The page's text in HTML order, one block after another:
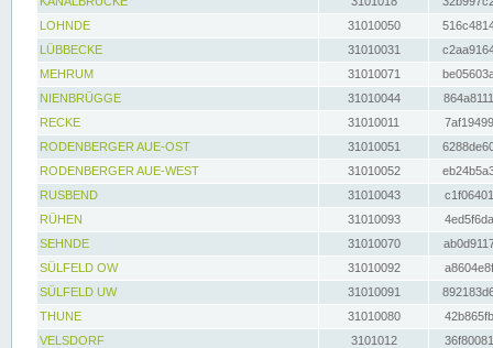
LOHNDE
31010050
LÜBBECKE
31010031
MEHRUM
31010071
NIENBRÜGGE
31010044
RECKE
31010011
RODENBERGER AUE-OST
31010051
RODENBERGER AUE-WEST
31010052
RUSBEND
31010043
RÜHEN
31010093
SEHNDE
31010070
SÜLFELD OW
31010092
SÜLFELD UW
31010091
THUNE
31010080
VELSDORF
3101012